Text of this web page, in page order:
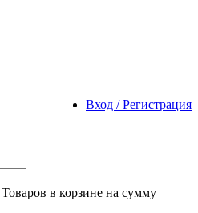
Вход / Регистрация
Товаров в корзине на сумму